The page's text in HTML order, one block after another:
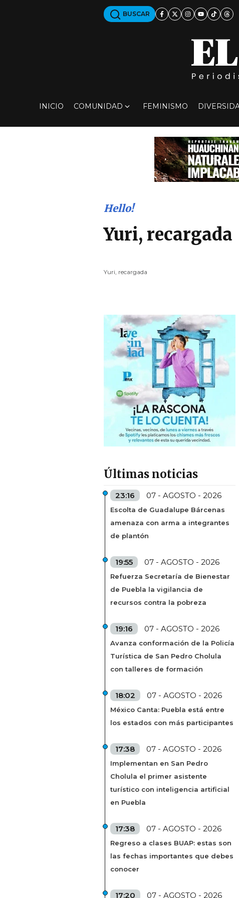
BUSCAR
INICIO COMUNIDAD FEMINISMO
Yuri, recargada
Hello!
Yuri, recargada
Últimas noticias
23:16 07 - AGOSTO - 2026
Escolta de Guadalupe Bárcenas
amenaza con arma a integrantes
de plantón
19:55 07 - AGOSTO - 2026
Refuerza Secretaría de Bienestar
de Puebla la vigilancia de
recursos contra la pobreza
19:16 07 - AGOSTO - 2026
Avanza conformación de la Policía
Turística de San Pedro Cholula
con talleres de formación
18:02 07 - AGOSTO - 2026
México Canta: Puebla está entre
los estados con más participantes
17:38 07 - AGOSTO - 2026
Implementan en San Pedro
Cholula el primer asistente
turístico con inteligencia artificial
en Puebla
17:38 07 - AGOSTO - 2026
Regreso a clases BUAP: estas son
las fechas importantes que debes
conocer
17:20 07 - AGOSTO - 2026